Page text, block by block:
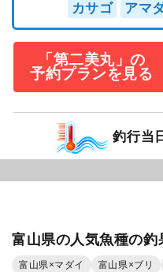
カサゴ アマ
「第二美丸」の
予約プランを見る
釣行当
富山県の人気魚種の釣
富山県×マダイ 富山県×ブリ